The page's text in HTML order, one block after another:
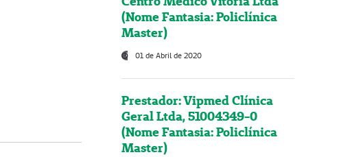
(Nome Fantasia: Policlínica
Master)
01 de Abril de 2020
Prestador: Vipmed Clínica
Geral Ltda, 51004349-0
(Nome Fantasia: Policlínica
Master)